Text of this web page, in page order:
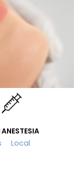
ANESTESIA
Local